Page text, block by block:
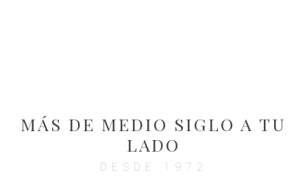
MÁS DE MEDIO SIGLO A TU
LADO
DESDE 1972